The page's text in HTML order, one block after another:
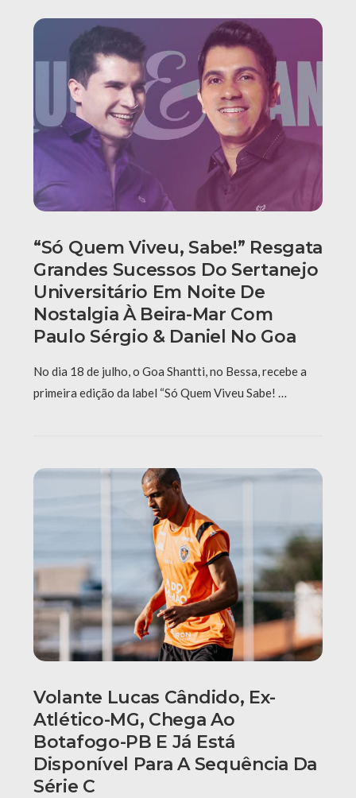
“Só Quem Viveu, Sabe!” Resgata
Grandes Sucessos Do Sertanejo
Universitário Em Noite De
Nostalgia À Beira-Mar Com
Paulo Sérgio & Daniel No Goa
No dia 18 de julho, o Goa Shantti, no Bessa, recebe a
primeira edição da label “Só Quem Viveu Sabe! …
Volante Lucas Cândido, Ex-
Atlético-MG, Chega Ao
Botafogo-PB E Já Está
Disponível Para A Sequência Da
Série C